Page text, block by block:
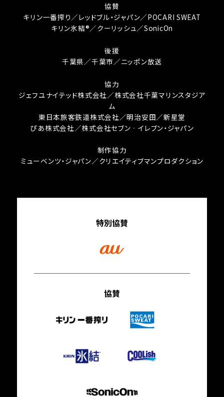
協賛
キリン一番搾り／レッドブル・ジャパン／POCARI SWEAT
キリン氷結®／クーリッシュ／SonicOn
後援
千葉県／千葉市／ニッポン放送
協力
ジェフユナイテッド株式会社／株式会社千葉マリンスタジア
ム
東日本旅客鉄道株式会社／明治安田／新星堂
ぴあ株式会社／株式会社セブン‐イレブン・ジャパン
制作協力
ミューベンツ・ジャパン／クリエイティブマンプロダクション
特別協賛
協賛